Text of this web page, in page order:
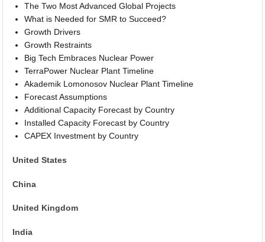
The Two Most Advanced Global Projects
What is Needed for SMR to Succeed?
Growth Drivers
Growth Restraints
Big Tech Embraces Nuclear Power
TerraPower Nuclear Plant Timeline
Akademik Lomonosov Nuclear Plant Timeline
Forecast Assumptions
Additional Capacity Forecast by Country
Installed Capacity Forecast by Country
CAPEX Investment by Country
United States
China
United Kingdom
India